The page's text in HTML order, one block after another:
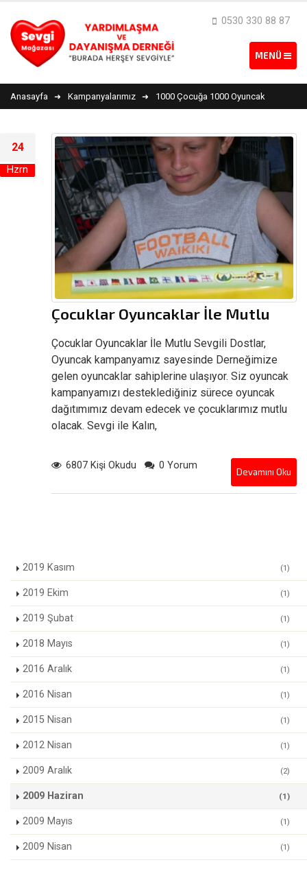
0530 330 88 87
Anasayfa Kampanyalarımız 1000 Çocuğa 1000 Oyuncak
24
Hzrn
Çocuklar Oyuncaklar İle Mutlu
Çocuklar Oyuncaklar İle Mutlu Sevgili Dostlar,
Oyuncak kampanyamız sayesinde Derneğimize
gelen oyuncaklar sahiplerine ulaşıyor. Siz oyuncak
kampanyamızı desteklediğiniz sürece oyuncak
dağıtımımız devam edecek ve çocuklarımız mutlu
olacak. Sevgi ile Kalın,
6807 Kişi Okudu 0 Yorum
Devamını Oku
2019 Kasım (1)
2019 Ekim (1)
2019 Şubat (1)
2018 Mayıs (1)
2016 Aralık (1)
2016 Nisan (1)
2015 Nisan (1)
2012 Nisan (1)
2009 Aralık (2)
2009 Haziran (1)
2009 Mayıs (1)
2009 Nisan (1)